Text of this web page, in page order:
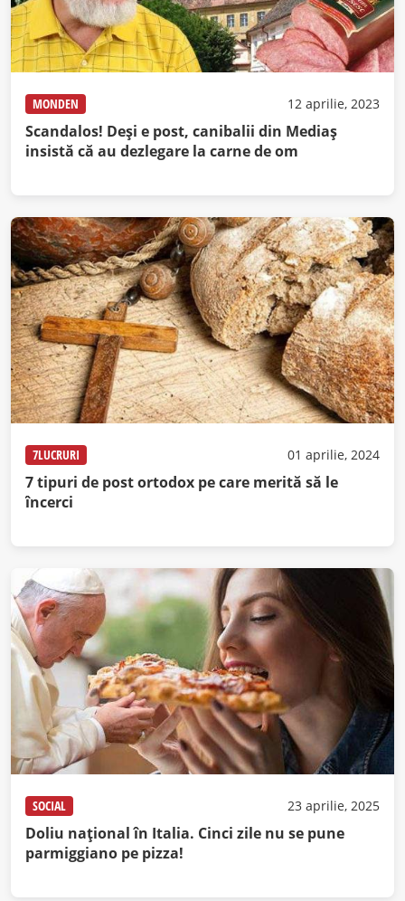
MONDEN 12 aprilie, 2023
Scandalos! Deși e post, canibalii din Mediaș
insistă că au dezlegare la carne de om
7LUCRURI 01 aprilie, 2024
7 tipuri de post ortodox pe care merită să le
încerci
SOCIAL 23 aprilie, 2025
Doliu național în Italia. Cinci zile nu se pune
parmiggiano pe pizza!